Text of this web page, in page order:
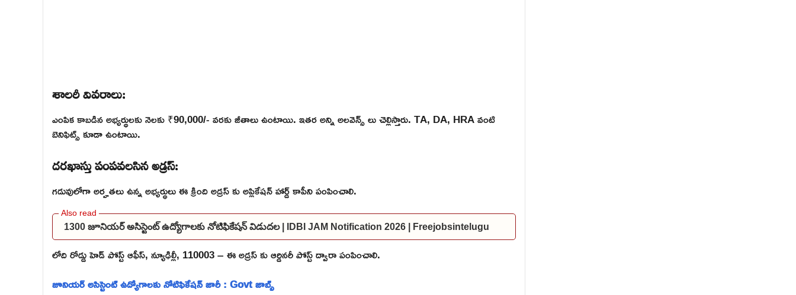
శాలరీ వివరాలు:
ఎంపిక కాబడిన అభ్యర్థులకు నెలకు ₹90,000/- వరకు జీతాలు ఉంటాయి. ఇతర అన్ని అలవెన్స్ లు చెల్లిస్తారు. TA, DA, HRA వంటి
బెనిఫిట్స్ కూడా ఉంటాయి.
దరఖాస్తు పంపవలసిన అడ్రస్:
గడువులోగా అర్హతలు ఉన్న అభ్యర్థులు ఈ క్రింది అడ్రస్ కు అప్లికేషన్ హార్డ్ కాపీని పంపించాలి.
1300 జూనియర్ అసిస్టెంట్ ఉద్యోగాలకు నోటిఫికేషన్ విడుదల | IDBI JAM Notification 2026 | Freejobsintelugu
లోది రోడ్డు హెడ్ పోస్ట్ ఆఫీస్, న్యూఢిల్లీ, 110003 – ఈ అడ్రస్ కు ఆర్డినరీ పోస్ట్ ద్వారా పంపించాలి.
జూనియర్ అసిస్టెంట్ ఉద్యోగాలకు నోటిఫికేషన్ జారీ : Govt జాబ్స్